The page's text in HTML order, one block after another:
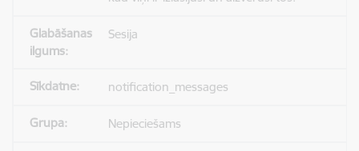
Sesija
notification_messages
Nepieciešams